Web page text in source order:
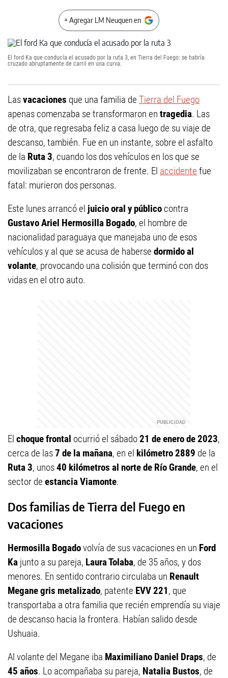
+ Agregar LM Neuquen en
El ford Ka que conducía el acusado por la ruta 3, en Tierra del Fuego: se habría
cruzado abruptamente de carril en una curva.
Lasvacaciones que una familia de Tierra del Fuego
apenas comenzaba se transformaron en tragedia. Las
de otra, que regresaba feliz a casa luego de su viaje de
descanso, también. Fue en un instante, sobre el asfalto
de la Ruta 3, cuando los dos vehículos en los que se
movilizaban se encontraron de frente. El accidente fue
fatal: murieron dos personas.
Este lunes arrancó el juicio oral y público contra
Gustavo Ariel Hermosilla Bogado, el hombre de
nacionalidad paraguaya que manejaba uno de esos
vehículos y al que se acusa de haberse dormido al
volante, provocando una colisión que terminó con dos
vidas en el otro auto.
El choque frontal ocurrió el sábado21 de enero de 2023,
cerca de las7 de la mañana, en el kilómetro 2889 de la
Ruta 3, unos40 kilómetros al norte de Río Grande, en el
sector de estancia Viamonte.
Dos familias de Tierra del Fuego en
vacaciones
Hermosilla Bogadovolvía de sus vacaciones en un Ford
Ka junto a su pareja, Laura Tolaba, de 35 años, y dos
menores. En sentido contrario circulaba un Renault
Megane gris metalizado, patente EVV 221, que
transportaba a otra familia que recién emprendía su viaje
de descanso hacia la frontera. Habían salido desde
Ushuaia.
Al volante del Megane iba Maximiliano Daniel Draps, de
45 años. Lo acompañaba su pareja, Natalia Bustos, de